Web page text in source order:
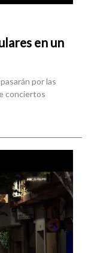
en un
por las
conciertos